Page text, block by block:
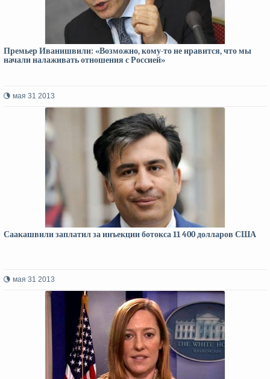
Премьер Иванишвили: «Возможно, кому-то не нравится, что мы
начали налаживать отношения с Россией»
мая 31 2013
Саакашвили заплатил за инъекции ботокса 11 400 долларов США
мая 31 2013